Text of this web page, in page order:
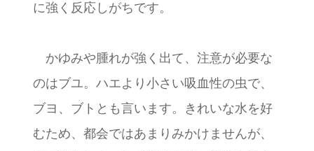
に強く反応しがちです。
かゆみや腫れが強く出て、注意が必要な
のはブユ。ハエより小さい吸血性の虫で、
ブヨ、ブトとも言います。きれいな水を好
むため、都会ではあまりみかけませんが、